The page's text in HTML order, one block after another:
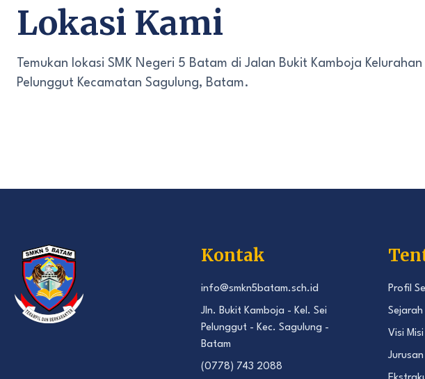
Lokasi Kami
Temukan lokasi SMK Negeri 5 Batam di Jalan Bukit Kamboja Kelurahan
Pelunggut Kecamatan Sagulung, Batam.
Kontak
info@smkn5batam.sch.id
Jln. Bukit Kamboja - Kel. Sei
Pelunggut - Kec. Sagulung -
Batam
(0778) 743 2088
Profil
Sejarah
Visi Misi
Jurusan